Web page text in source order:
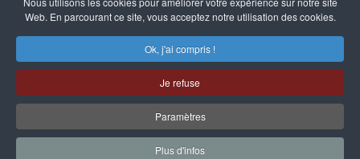
Im Ifang 8, CH-8307 Effretikon
Telefon +41 44 317 57 57
info@wisag.ch
Web Designweb-d-vision.ch
Web. En parcourant ce site, vous acceptez notre utilisation des cookies.
Ok, j'ai compris !
Je refuse
Paramètres
Plus d'infos